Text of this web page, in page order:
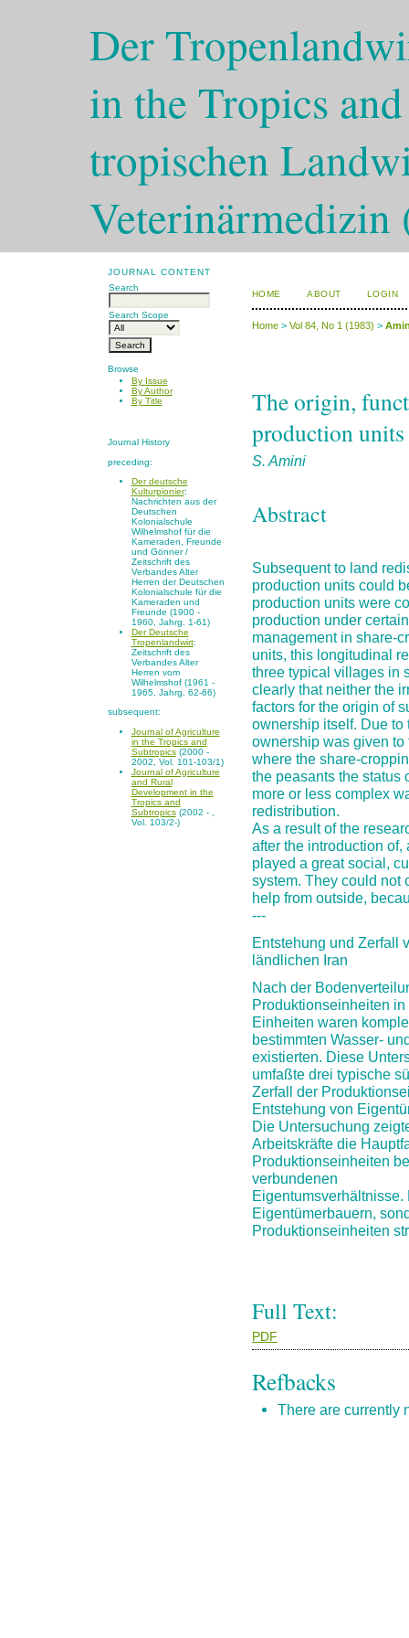
Der
in the Tropics
tropischen
Veterinärmedizin
JOURNAL CONTENT
Search
Search Scope
Browse
By Issue
By Author
By Title
Journal History
preceding:
Der deutsche
Kulturpionier:
Nachrichten aus der
Deutschen
Kolonialschule
Wilhelmshof für die
Kameraden, Freunde
und Gönner /
Zeitschrift des
Verbandes Alter
Herren der Deutschen
Kolonialschule für die
Kameraden und
Freunde (1900 -
1960, Jahrg. 1-61)
Der Deutsche
Tropenlandwirt:
Zeitschrift des
Verbandes Alter
Herren vom
Wilhelmshof (1961 -
1965, Jahrg. 62-66)
subsequent:
Journal of Agriculture
in the Tropics and
Subtropics(2000 -
2002, Vol. 101-103/1)
Journal of Agriculture
and Rural
Development in the
Tropics and
Subtropics(2002 - ,
Vol. 103/2-)
HOME ABOUT LOGIN
Home> Vol 84, No 1 (1983) >
The origin,
production units
S. Amini
Abstract
Subsequent to land
production units could
production units were
production under
management in share-
units, this longitudinal
three typical villages in
clearly that neither the
factors for the origin of
ownership itself. Due
ownership was given
where the share-
the peasants the status
more or less complex
redistribution.
As a result of the
after the introduction
played a great social,
system. They could not
help from outside,
---
Entstehung und Zerfall
ländlichen Iran
Nach der
Produktionseinheiten
Einheiten waren
bestimmten Wasser-
existierten. Diese
umfaßte drei typische
Zerfall der
Entstehung von
Die Untersuchung
Arbeitskräfte die
Produktionseinheiten
verbundenen
Eigentümerbauern,
Produktionseinheiten
Full Text:
PDF
Refbacks
There are currently